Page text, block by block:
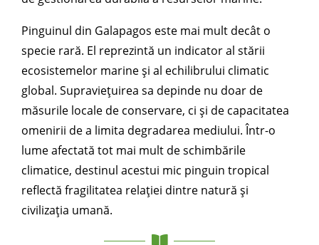
Pinguinul din Galapagos este mai mult decât o
specie rară. El reprezintă un indicator al stării
ecosistemelor marine și al echilibrului climatic
global. Supraviețuirea sa depinde nu doar de
măsurile locale de conservare, ci și de capacitatea
omenirii de a limita degradarea mediului. Într-o
lume afectată tot mai mult de schimbările
climatice, destinul acestui mic pinguin tropical
reflectă fragilitatea relației dintre natură și
civilizația umană.